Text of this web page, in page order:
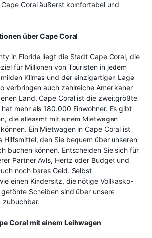
Coral äußerst komfortabel und
über Cape Coral
in Florida liegt die Stadt Cape Coral, die
für Millionen von Touristen in jedem
Klimas und der einzigartigen Lage
verbringen auch zahlreiche Amerikaner
Land. Cape Coral ist die zweitgrößte
mehr als 180.000 Einwohner. Es gibt
die allesamt mit einem Mietwagen
Ein Mietwagen in Cape Coral ist
Hilfsmittel, den Sie bequem über unseren
buchen können. Entscheiden Sie sich für
Partner Avis, Hertz oder Budget und
noch bares Geld. Selbst
einen Kindersitz, die nötige Vollkasko-
Scheiben sind über unsere
zubuchbar.
Coral mit einem Leihwagen